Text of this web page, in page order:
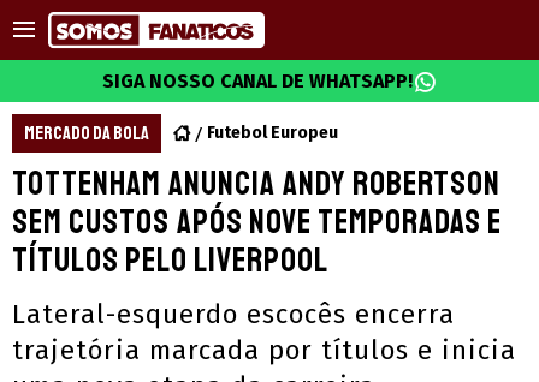
SIGA NOSSO CANAL DE WHATSAPP!
MERCADO DA BOLA Futebol Europeu
Tottenham anuncia Andy Robertson
sem custos após nove temporadas e
títulos pelo Liverpool
Lateral-esquerdo escocês encerra
trajetória marcada por títulos e inicia